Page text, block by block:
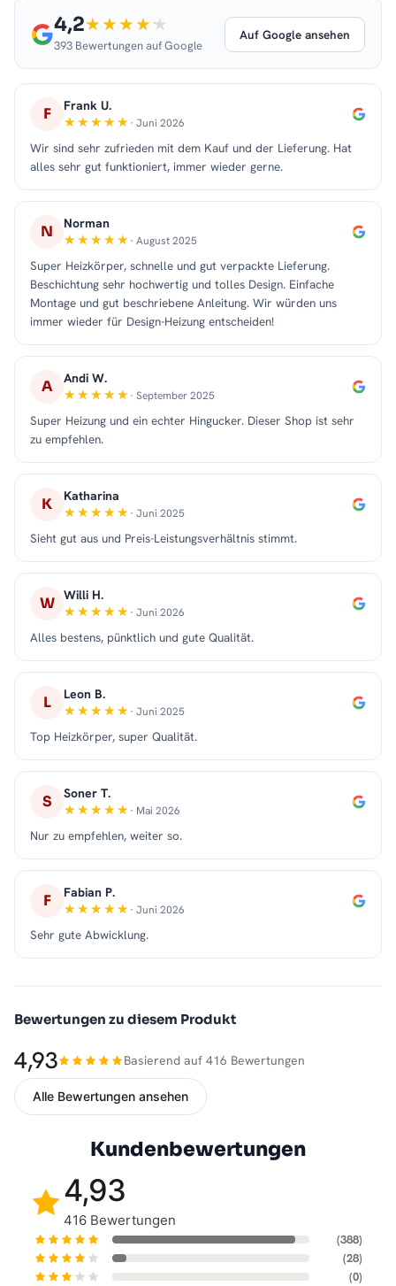
4,2
393 Bewertungen auf Google
Auf Google ansehen
F Frank U.
· Juni 2026
Wir sind sehr zufrieden mit dem Kauf und der Lieferung. Hat
alles sehr gut funktioniert, immer wieder gerne.
N Norman
· August 2025
Super Heizkörper, schnelle und gut verpackte Lieferung.
Beschichtung sehr hochwertig und tolles Design. Einfache
Montage und gut beschriebene Anleitung. Wir würden uns
immer wieder für Design-Heizung entscheiden!
A Andi W.
· September 2025
Super Heizung und ein echter Hingucker. Dieser Shop ist sehr
zu empfehlen.
K Katharina
· Juni 2025
Sieht gut aus und Preis-Leistungsverhältnis stimmt.
W Willi H.
· Juni 2026
Alles bestens, pünktlich und gute Qualität.
L Leon B.
· Juni 2025
Top Heizkörper, super Qualität.
S Soner T.
· Mai 2026
Nur zu empfehlen, weiter so.
F Fabian P.
· Juni 2026
Sehr gute Abwicklung.
Bewertungen zu diesem Produkt
4,93 Basierend auf 416 Bewertungen
Alle Bewertungen ansehen
Kundenbewertungen
4,93
416 Bewertungen
(388)
(28)
(0)